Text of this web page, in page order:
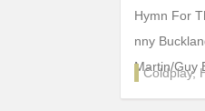
Hymn For
nny
Martin/Guy
Coldplay,